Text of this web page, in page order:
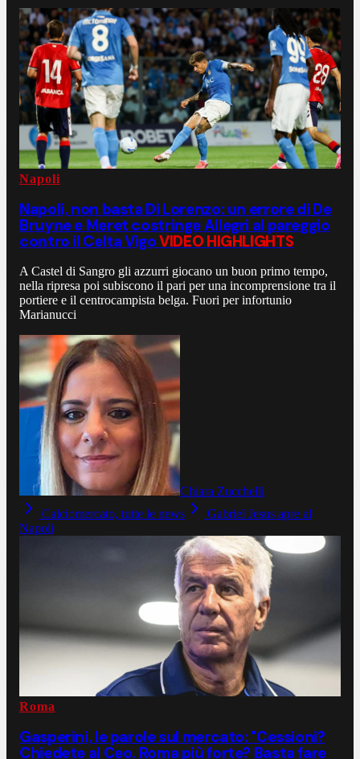
Napoli
Napoli, non basta Di Lorenzo: un errore di De
Bruyne e Meret costringe Allegri al pareggio
contro il Celta VigoVIDEO HIGHLIGHTS
A Castel di Sangro gli azzurri giocano un buon primo tempo,
nella ripresa poi subiscono il pari per una incomprensione tra il
portiere e il centrocampista belga. Fuori per infortunio
Marianucci
Chiara Zucchelli
Calciomercato, tutte le news
Gabriel Jesus apre al
Napoli
Roma
Gasperini, le parole sul mercato: "Cessioni?
Chiedete al Ceo. Roma più forte? Basta fare